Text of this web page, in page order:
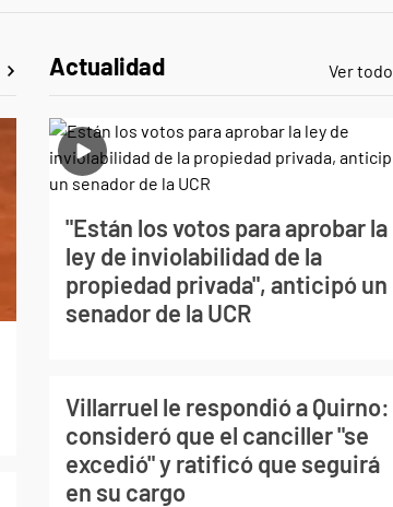
Actualidad Ver todo
"Están los votos para aprobar la
ley de inviolabilidad de la
propiedad privada", anticipó un
senador de la UCR
Villarruel le respondió a Quirno:
consideró que el canciller "se
excedió" y ratificó que seguirá
en su cargo